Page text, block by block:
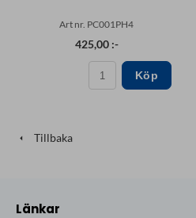
Art nr. PC001PH4
425,00 :-
Köp
Tillbaka
Länkar